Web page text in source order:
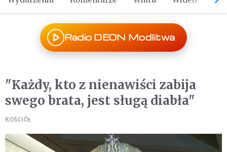
Radio DEON Modlitwa
"Każdy, kto z nienawiści zabija
swego brata, jest sługą diabła"
KOŚCIÓŁ